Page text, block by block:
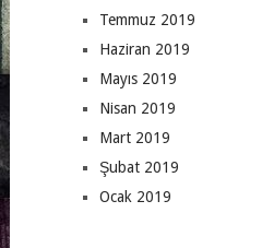
Temmuz 2019
Haziran 2019
Mayıs 2019
Nisan 2019
Mart 2019
Şubat 2019
Ocak 2019